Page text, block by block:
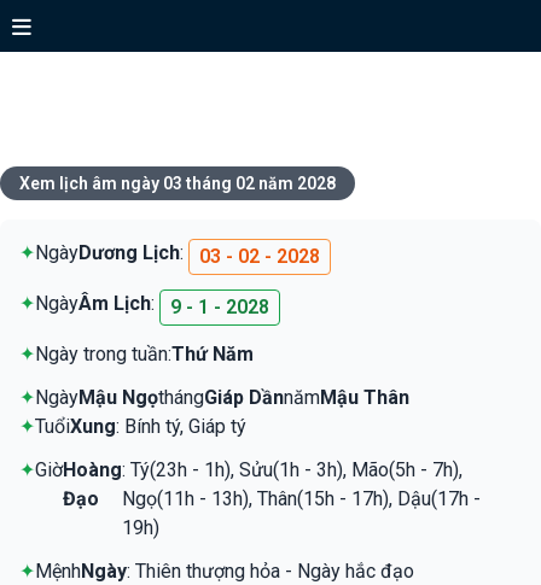
Xem lịch âm ngày 03 tháng 02 năm 2028
✦NgàyDương Lịch: 03 - 02 - 2028
✦NgàyÂm Lịch: 9 - 1 - 2028
✦Ngày trong tuần:Thứ Năm
✦NgàyMậu NgọthángGiáp DầnnămMậu Thân
✦TuổiXung: Bính tý, Giáp tý
✦GiờHoàng
Đạo
: Tý(23h - 1h), Sửu(1h - 3h), Mão(5h - 7h),
Ngọ(11h - 13h), Thân(15h - 17h), Dậu(17h -
19h)
✦MệnhNgày: Thiên thượng hỏa - Ngày hắc đạo